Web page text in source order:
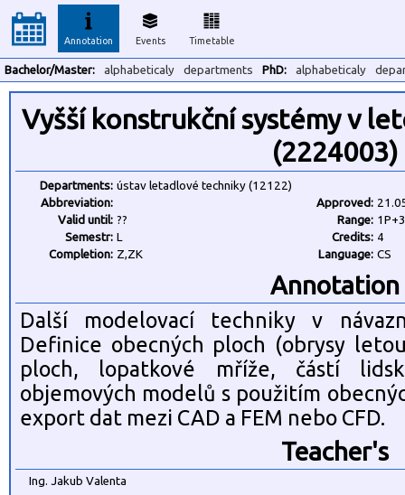
Annotation Events Timetable
Bachelor/Master: alphabeticaly departments PhD: alphabeticaly
Vyšší konstrukční systémy v
(2224003)
Departments: ústav letadlové techniky (12122)
Abbreviation:
Approved:
Valid until: ?? Range:
Semestr: L Credits: 4
Completion: Z,ZK Language: CS
Annotation
Další modelovací techniky v
Definice obecných ploch (obrysy
ploch, lopatkové mříže, částí
objemových modelů s použitím
export dat mezi CAD a FEM nebo CFD.
Teacher's
Ing. Jakub Valenta